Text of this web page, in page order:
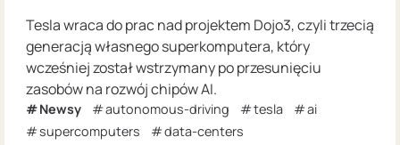
Tesla wraca do prac nad projektem Dojo3, czyli trzecią
generacją własnego superkomputera, który
wcześniej został wstrzymany po przesunięciu
zasobów na rozwój chipów AI.
Newsy autonomous-driving tesla
ai
supercomputers
data-centers